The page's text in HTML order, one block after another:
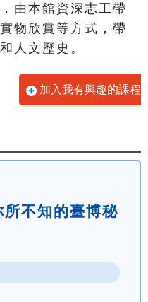
由本館資深志工帶
物欣賞等方式，帶
人文歷史。
加入我有興趣的課程
不知的臺博秘